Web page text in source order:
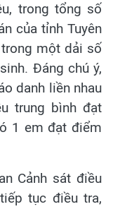
trong tổng số
của tỉnh Tuyên
một dải số
Đáng chú ý,
danh liền nhau
trung bình đạt
1 em đạt điểm
Cảnh sát điều
tục điều tra,